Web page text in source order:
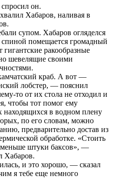
он.
Хабаров, наливая в
супом. Хабаров огляделся
спиной помещается громадный
ракообразные
шевелящие своими
краб. А вот —
лобстер, — пояснил
то от их стола не отходил и
чтобы тот помог ему
находящихся в водном плену
по его словам, можно
предварительно достав из
обработке. «Стоить
меньше штуки баксов», —
Хабаров.
и это хорошо, — сказал
я тебе еще немного